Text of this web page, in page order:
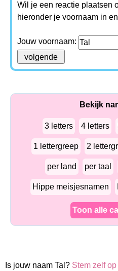
Wil je een reactie plaatsen
hieronder je voornaam in
Jouw voornaam:
Bekijk
3 letters 4 letters
1 lettergreep 2
per land per taal
Hippe meisjesnamen
Toon alle
Is jouw naam Tal? Stem zelf